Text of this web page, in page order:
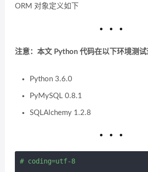
ORM 对象定义如下
注意：本文 Python 代码在以下环境测试
Python 3.6.0
PyMySQL 0.8.1
SQLAlchemy 1.2.8
# coding=utf-8